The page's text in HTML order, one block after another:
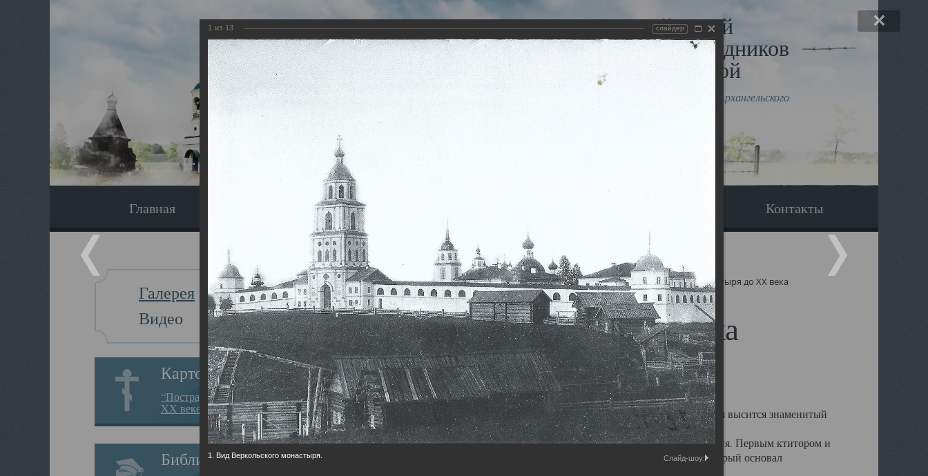
Виртуальный музей
Новомучеников и исповедников
Земли Архангельской
Сайт создан по благословлению митрополита Архангельского
и Холмогорского Даниила
Главная Контакты
Галерея
Видео
Картотека
“Пострадавшие за веру в
XX веке на Севере”
Библиотека
Главная Галерея Монастыри-мученики Веркольский монастырь История монастыря до ХХ века
История монастыря до ХХ века
История монастыря до ХХ века
18.05.2016
В глуши Архангельского края, на левом берегу реки Пинеги вот уже четыре столетия высится знаменитый
Артемиев Веркольский мужской монастырь.
Монастырь был основан примерно в 1635 году на месте обретения мощей св. Артемия. Первым ктитором и
основателем монастыря является воевода Кевролы и Мезени Афанасий Пашков, который основал
1 из 13 слайдер
1. Вид Веркольского монастыря. Слайд-шоу: